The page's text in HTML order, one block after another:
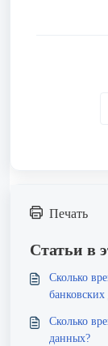
Печать
Статьи в
Сколько
Сколько
данных?